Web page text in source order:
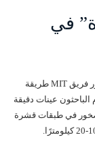
في
لفهم كيف توزّع طاقة الزلزال بين أشكالها المختلفة، طور فريق MIT طريقة
عينات دقيقة
في طبقات قشرة